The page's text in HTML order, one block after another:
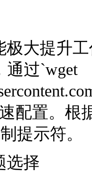
大提升
通过`wget
配置。
提示符。
选择